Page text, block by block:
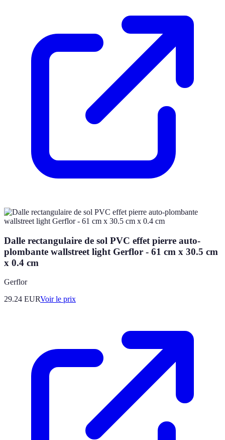
Dalle rectangulaire de sol PVC effet pierre auto-
plombante wallstreet light Gerflor - 61 cm x 30.5 cm
x 0.4 cm
Gerflor
29.24 EURVoir le prix